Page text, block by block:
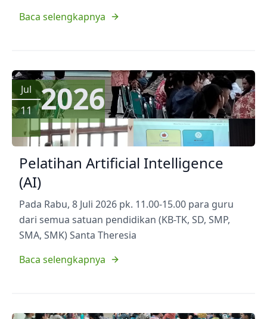
Baca selengkapnya
Jul
11 2026
Pelatihan Artificial Intelligence
(AI)
Pada Rabu, 8 Juli 2026 pk. 11.00-15.00 para guru
dari semua satuan pendidikan (KB-TK, SD, SMP,
SMA, SMK) Santa Theresia
Baca selengkapnya